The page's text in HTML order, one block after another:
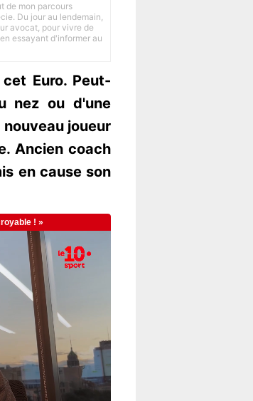
de mon parcours
Du jour au lendemain,
avocat, pour vivre de
essayant d'informer au
Euro. Peut-
nez ou d'une
joueur
Ancien coach
en cause son